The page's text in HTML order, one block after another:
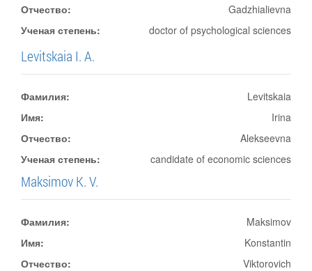
Отчество:
Gadzhialievna
Ученая степень:
doctor of psychological sciences
Levitskaia I. A.
Фамилия:
Levitskaia
Имя:
Irina
Отчество:
Alekseevna
Ученая степень:
candidate of economic sciences
Maksimov K. V.
Фамилия:
Maksimov
Имя:
Konstantin
Отчество:
Viktorovich